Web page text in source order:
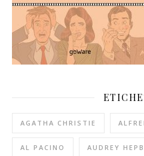
AGATHA CHRISTIE
AL PACINO AUDREY